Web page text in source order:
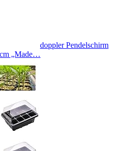
doppler Pendelschirm
„Made…